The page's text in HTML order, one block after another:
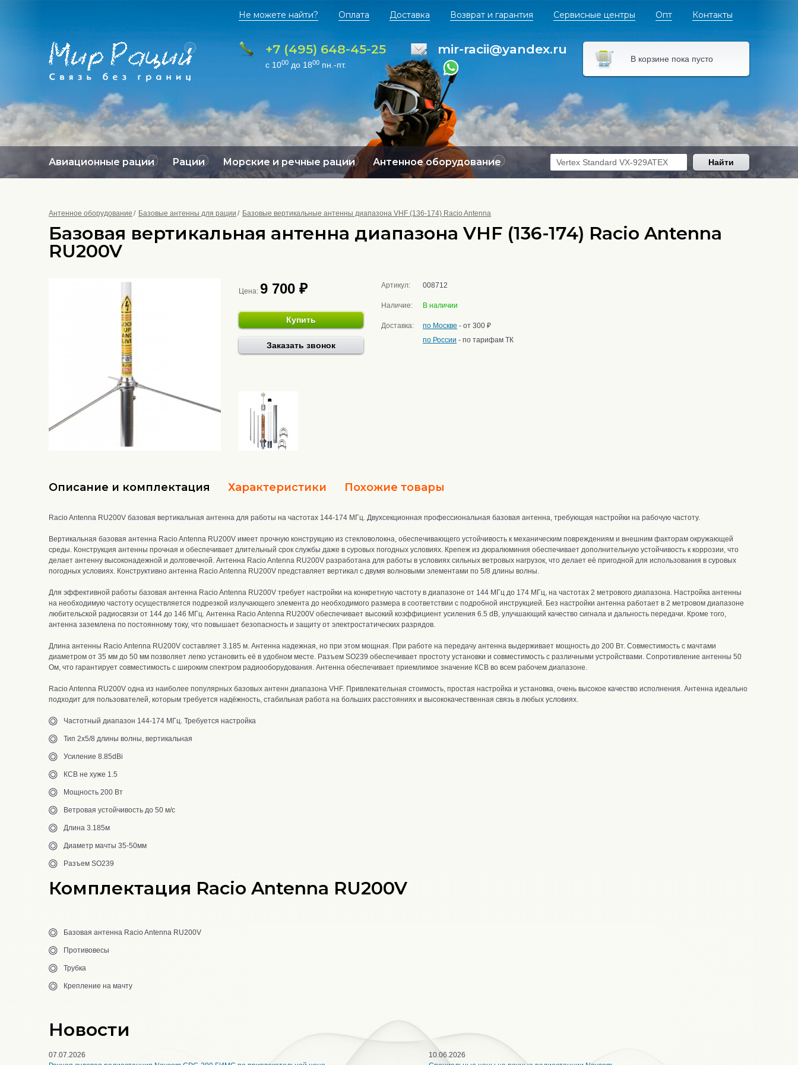
Не можете найти? Оплата Доставка Возврат и гарантия Сервисные центры Опт Контакты
+7 (495) 648-45-25
с 1000 до 1800 пн.-пт.
mir-racii@yandex.ru
В корзине пока пусто
Авиационные рации Рации Морские и речные рации Антенное оборудование Найти
Антенное оборудование Базовые антенны для рации Базовые вертикальные антенны диапазона VHF (136-174) Racio Antenna
Базовая вертикальная антенна диапазона VHF (136-174) Racio Antenna
RU200V
Цена: 9 700 ₽
Купить
Заказать звонок
Артикул: 008712
Наличие: В наличии
Доставка: по Москве - от 300 ₽
по России - по тарифам ТК
Описание и комплектация Характеристики Похожие товары
Racio Antenna RU200V базовая вертикальная антенна для работы на частотах 144-174 МГц. Двухсекционная профессиональная базовая антенна, требующая настройки на рабочую частоту.
Вертикальная базовая антенна Racio Antenna RU200V имеет прочную конструкцию ​​из стекловолокна, обеспечивающего устойчивость к механическим повреждениям и внешним факторам окружающей
среды. Конструкция антенны прочная и обеспечивает длительный срок службы даже в суровых погодных условиях. Крепеж из дюралюминия обеспечивает дополнительную устойчивость к коррозии, что
делает антенну высоконадежной и долговечной. Антенна Racio Antenna RU200V разработана для работы в условиях сильных ветровых нагрузок, что делает её пригодной для использования в суровых
погодных условиях. Конструктивно антенна Racio Antenna RU200V представляет вертикал с двумя волновыми элементами по 5/8 длины волны.
Для эффективной работы базовая антенна Racio Antenna RU200V требует настройки на конкретную частоту в диапазоне от 144 МГц до 174 МГц, на частотах 2 метрового диапазона. Настройка антенны
на необходимую частоту осуществляется подрезкой излучающего элемента до необходимого размера в соответствии с подробной инструкцией. Без настройки антенна работает в 2 метровом диапазоне
любительской радиосвязи от 144 до 146 МГц. Антенна Racio Antenna RU200V обеспечивает высокий коэффициент усиления 6.5 dB, улучшающий качество сигнала и дальность передачи. Кроме того,
антенна заземлена по постоянному току, что повышает безопасность и защиту от электростатических разрядов.
Длина антенны Racio Antenna RU200V составляет 3.185 м. Антенна надежная, но при этом мощная. При работе на передачу антенна выдерживает мощность до 200 Вт. Совместимость с мачтами
диаметром от 35 мм до 50 мм позволяет легко установить её в удобном месте. Разъем SO239 обеспечивает простоту установки и совместимость с различными устройствами. Сопротивление антенны 50
Ом, что гарантирует совместимость с широким спектром радиооборудования. Антенна обеспечивает приемлимое значение КСВ во всем рабочем диапазоне.
Racio Antenna RU200V одна из наиболее популярных базовых антенн диапазона VHF. Привлекательная стоимость, простая настройка и установка, очень высокое качество исполнения. Антенна идеально
подходит для пользователей, которым требуется надёжность, стабильная работа на больших расстояниях и высококачественная связь в любых условиях.
Частотный диапазон 144-174 МГц. Требуется настройка
Тип 2х5/8 длины волны, вертикальная
Усиление 8.85dBi
КСВ не хуже 1.5
Мощность 200 Вт
Ветровая устойчивость до 50 м/с
Длина 3.185м
Диаметр мачты 35-50мм
Разъем SO239
Комплектация Racio Antenna RU200V
Базовая антенна Racio Antenna RU200V
Противовесы
Трубка
Крепление на мачту
Новости
07.07.2026
10.06.2026